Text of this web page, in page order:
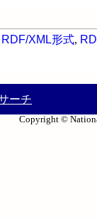
RDF/XML形式,
ーチ
Copyright ©